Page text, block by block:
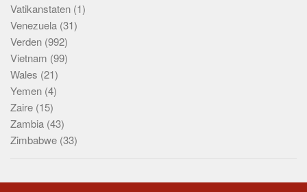
Vatikanstaten (1)
Venezuela (31)
Verden (992)
Vietnam (99)
Wales (21)
Yemen (4)
Zaire (15)
Zambia (43)
Zimbabwe (33)